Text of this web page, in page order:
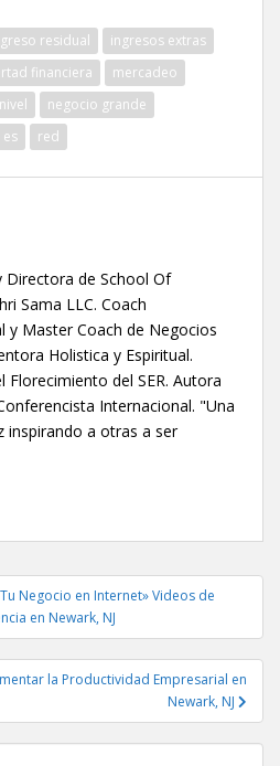
residual
ingresos extras
financiera
mercadeo
negocio grande
es red
Directora de School Of
Sama LLC. Coach
y Master Coach de Negocios
Holistica y Espiritual.
Florecimiento del SER. Autora
Internacional. "Una
inspirando a otras a ser
Negocio en Internet» Videos de
en Newark, NJ
la Productividad Empresarial en
Newark, NJ